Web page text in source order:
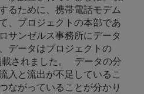
るために、携帯電話モデム
、プロジェクトの本部であ
サンゼルス事務所にデータ
データはプロジェクトの
されました。 データの分
入と流出が不足しているこ
ながっていることが分かり